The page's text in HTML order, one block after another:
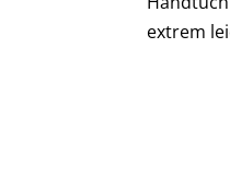
extrem